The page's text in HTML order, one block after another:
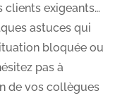
clients exigeants…
astuces qui
bloquée ou
pas à
de vos collègues